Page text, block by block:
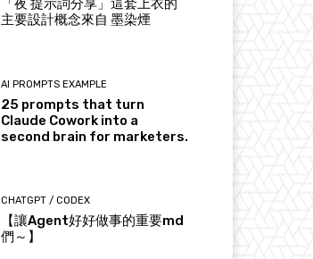
「夜 提示詞分享」這套上衣的
主要設計概念來自 墨染煙
AI PROMPTS EXAMPLE
25 prompts that turn
Claude Cowork into a
second brain for marketers.
CHATGPT / CODEX
【讓Agent好好做事的重要md
們～】